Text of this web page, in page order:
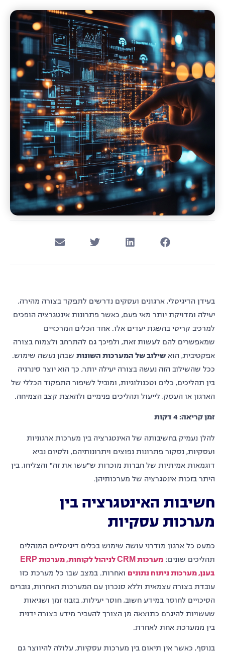
בעידן הדיגיטלי, ארגונים ועסקים נדרשים לתפקד בצורה מהירה,
יעילה ומדויקת יותר מאי פעם, כאשר פתרונות אינטגרציה הופכים
למרכיב קריטי בהשגת יעדים אלו. אחד הכלים המרכזיים
שמאפשרים להם לעשות זאת, ולפיכך גם להתרחב ולצמוח בצורה
אפקטיבית, הוא שילוב של המערכות השונותשבהן נעשה שימוש.
ככל שהשילוב הזה נעשה בצורה יעילה יותר, כך הוא יוצר סינרגיה
בין תהליכים, כלים וטכנולוגיות, ומוביל לשיפור התפקוד הכללי של
הארגון או העסק, לייעול תהליכים פנימיים ולהאצת קצב הצמיחה.
זמן קריאה: 4 דקות
להלן נעמיק בחשיבותה של האינטגרציה בין מערכות ארגוניות
ועסקיות, נסקור פתרונות נפוצים ויתרונותיהם, ולסיום נביא
דוגמאות אמיתיות של חברות מוכרות ש"עשו את זה" והצליחו, בין
היתר בזכות אינטגרציה של מערכותיהן.
חשיבות האינטגרציה בין
מערכות עסקיות
כמעט כל ארגון מודרני עושה שימוש בכלים דיגיטליים המנהלים
תהליכים שונים:
מערכות CRM לניהול לקוחות, מערכות ERP
בענן, מערכות ניתוח נתוניםואחרות. במצב שבו כל מערכת כזו
עובדת בצורה עצמאית וללא סנכרון עם המערכות האחרות, גוברים
הסיכויים לחוסר במידע חשוב, חוסר יעילות, בזבוז זמן ושגיאות
שעשויות להיגרם כתוצאה מן הצורך להעביר מידע בצורה ידנית
בין ממערכת אחת לאחרת.
בנוסף, כאשר אין תיאום בין מערכות עסקיות, עלולה להיווצר גם